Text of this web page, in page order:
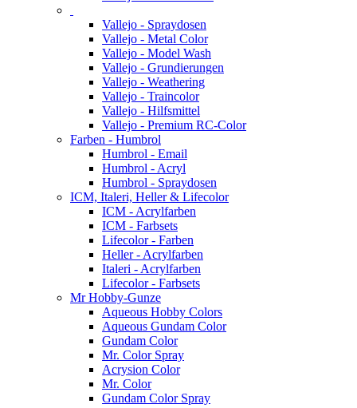
Vallejo - Spraydosen
Vallejo - Metal Color
Vallejo - Model Wash
Vallejo - Grundierungen
Vallejo - Weathering
Vallejo - Traincolor
Vallejo - Hilfsmittel
Vallejo - Premium RC-Color
Farben - Humbrol
Humbrol - Email
Humbrol - Acryl
Humbrol - Spraydosen
ICM, Italeri, Heller & Lifecolor
ICM - Acrylfarben
ICM - Farbsets
Lifecolor - Farben
Heller - Acrylfarben
Italeri - Acrylfarben
Lifecolor - Farbsets
Mr Hobby-Gunze
Aqueous Hobby Colors
Aqueous Gundam Color
Gundam Color
Mr. Color Spray
Acrysion Color
Mr. Color
Gundam Color Spray